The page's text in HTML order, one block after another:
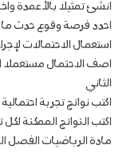
انشئ تمثيلا بالأعمدة
احدد فرصة وقوع حدث
استعمال الاحتمالات
اصف الاحتمال مستعملا
الثاني
اكتب نواتج تجربة
اكتب النواتج الممكنة لكل
مادة الرياضيات الفصل